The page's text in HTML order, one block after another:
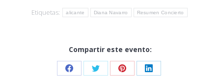
Etiquetas: alicante Diana Navarro Resumen Concierto
Compartir este evento:
Share Share Share Share